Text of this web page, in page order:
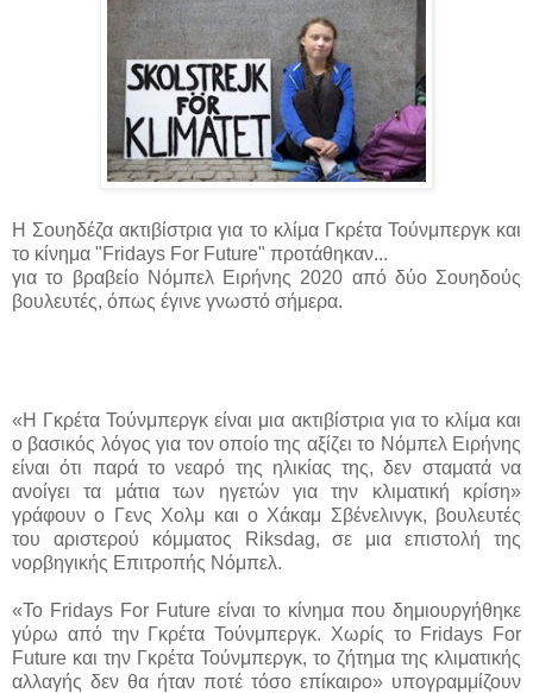
Η Σουηδέζα ακτιβίστρια για το κλίμα Γκρέτα Τούνμπεργκ και
το κίνημα "Fridays For Future" προτάθηκαν...
για το βραβείο Νόμπελ Ειρήνης 2020 από δύο Σουηδούς
βουλευτές, όπως έγινε γνωστό σήμερα.
«Η Γκρέτα Τούνμπεργκ είναι μια ακτιβίστρια για το κλίμα και
ο βασικός λόγος για τον οποίο της αξίζει το Νόμπελ Ειρήνης
είναι ότι παρά το νεαρό της ηλικίας της, δεν σταματά να
ανοίγει τα μάτια των ηγετών για την κλιματική κρίση»
γράφουν ο Γενς Χολμ και ο Χάκαμ Σβένελινγκ, βουλευτές
του αριστερού κόμματος Riksdag, σε μια επιστολή της
νορβηγικής Επιτροπής Νόμπελ.
«Το Fridays For Future είναι το κίνημα που δημιουργήθηκε
γύρω από την Γκρέτα Τούνμπεργκ. Χωρίς το Fridays For
Future και την Γκρέτα Τούνμπεργκ, το ζήτημα της κλιματικής
αλλαγής δεν θα ήταν ποτέ τόσο επίκαιρο» υπογραμμίζουν